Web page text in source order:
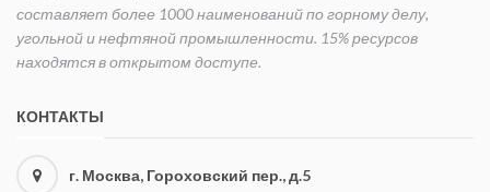
составляет более 1000 наименований по горному делу,
угольной и нефтяной промышленности. 15% ресурсов
находятся в открытом доступе.
КОНТАКТЫ
г. Москва, Гороховский пер., д.5